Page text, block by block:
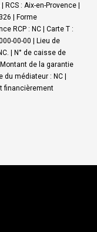
: Aix-en-Provence |
| Forme
RCP : NC | Carte T :
00-00 | Lieu de
| N° de caisse de
de la garantie
du médiateur : NC |
financièrement